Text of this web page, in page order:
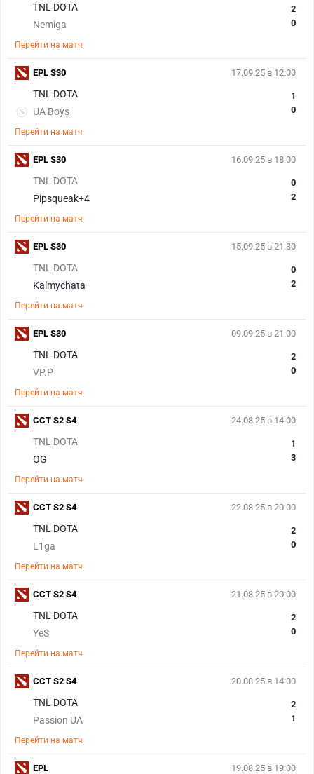
TNL DOTA
Nemiga
2
0
Перейти на матч
17.09.25 в 12:00
TNL DOTA
UA Boys
1
0
Перейти на матч
EPL S30
16.09.25 в 18:00
TNL DOTA
Pipsqueak+4
0
2
Перейти на матч
EPL S30
15.09.25 в 21:30
TNL DOTA
Kalmychata
0
2
Перейти на матч
EPL S30
09.09.25 в 21:00
TNL DOTA
VP.P
2
0
Перейти на матч
EPL S30
24.08.25 в 14:00
TNL DOTA
OG
1
3
Перейти на матч
CCT S2 S4
22.08.25 в 20:00
TNL DOTA
L1ga
2
0
Перейти на матч
CCT S2 S4
21.08.25 в 20:00
TNL DOTA
YeS
2
0
Перейти на матч
CCT S2 S4
20.08.25 в 14:00
TNL DOTA
Passion UA
2
1
Перейти на матч
CCT S2 S4
19.08.25 в 19:00
EPL